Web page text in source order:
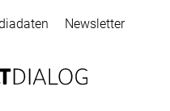
Newsletter